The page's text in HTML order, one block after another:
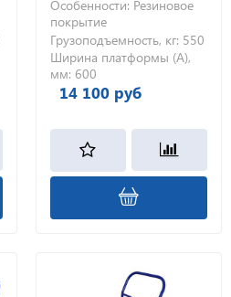
Особенности: Резиновое
покрытие
Грузоподъемность, кг: 550
Ширина платформы (А),
мм: 600
14 100 руб